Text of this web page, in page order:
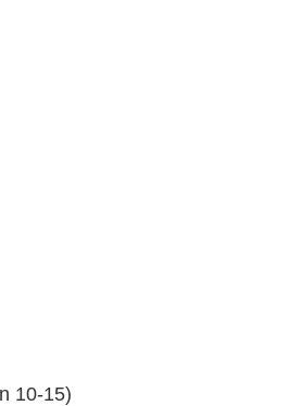
10-15)